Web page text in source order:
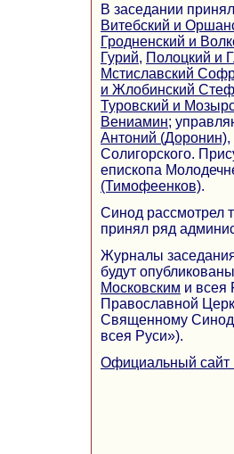
В заседании
Витебский и
Гродненский и
Гурий, Полоцкий и
Мстиславский
и Жлобинский
Туровский и
Вениамин;
Антоний (Доронин),
Солигорского.
епископа
(Тимофеенков).
Синод рассмотрел
принял ряд
Журналы
будут
Московским и всея
Православной
Священному
всея Руси»).
Официальный